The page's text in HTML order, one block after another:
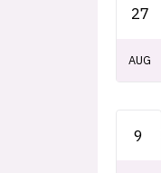
27
AUG
9